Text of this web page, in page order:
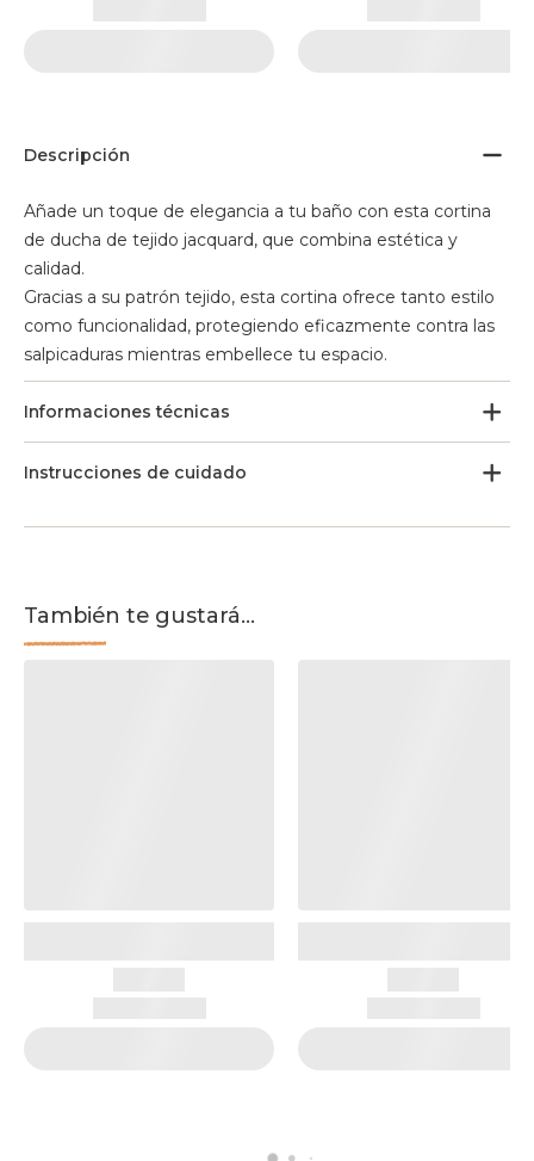
Descripción
Añade un toque de elegancia a tu baño con esta cortina
de ducha de tejido jacquard, que combina estética y
calidad.
Gracias a su patrón tejido, esta cortina ofrece tanto estilo
como funcionalidad, protegiendo eficazmente contra las
salpicaduras mientras embellece tu espacio.
Informaciones técnicas
Instrucciones de cuidado
También te gustará...